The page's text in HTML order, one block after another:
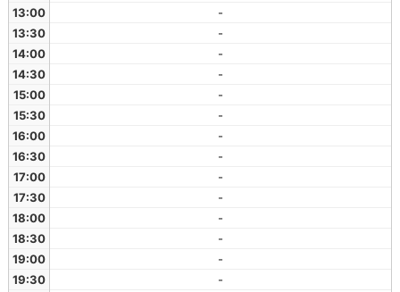
13:00
-
13:30
-
14:00
-
14:30
-
15:00
-
15:30
-
16:00
-
16:30
-
17:00
-
17:30
-
18:00
-
18:30
-
19:00
-
19:30
-